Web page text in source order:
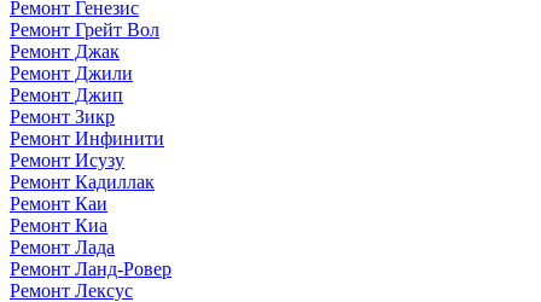
Ремонт Генезис
Ремонт Грейт Вол
Ремонт Джак
Ремонт Джили
Ремонт Джип
Ремонт Зикр
Ремонт Инфинити
Ремонт Исузу
Ремонт Кадиллак
Ремонт Каи
Ремонт Киа
Ремонт Лада
Ремонт Ланд-Ровер
Ремонт Лексус